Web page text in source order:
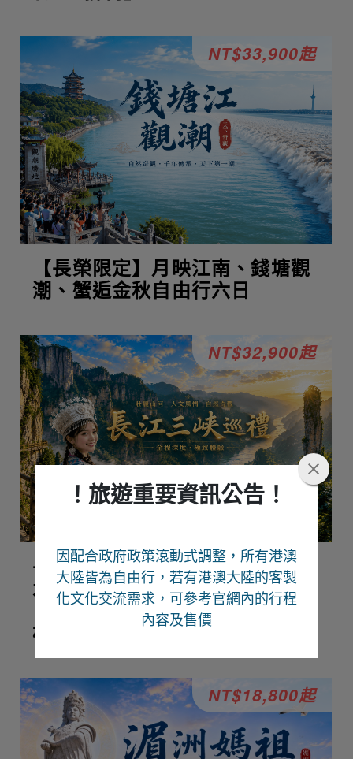
！旅遊重要資訊公告！
因配合政府政策滾動式調整，所有港澳
大陸皆為自由行，若有港澳大陸的客製
化文化交流需求，可參考官網內的行程
內容及售價
【長榮限定】月映江南、錢塘觀
潮、蟹逅金秋自由行六日
NT$33,900起
長江三峽巡禮、恩施峽谷、夢裡
水鄉、仙山貢水8日-國泰航空
【無購物無自費升等VIP三排座
椅】
NT$32,900起
NT$18,800起